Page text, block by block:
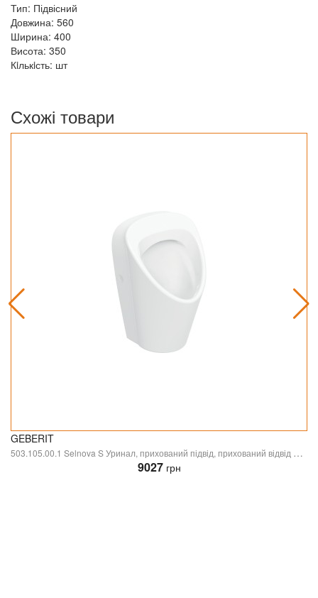
Тип: Підвісний
Довжина: 560
Ширина: 400
Висота: 350
Кiлькiсть: шт
Схожі товари
GEBERIT
503.105.00.1 Selnova S Уринал, прихований підвід, прихований відвід або вниз, без обідка, з розпилювачем, колір білий глянець (1 сорт)
9027грн